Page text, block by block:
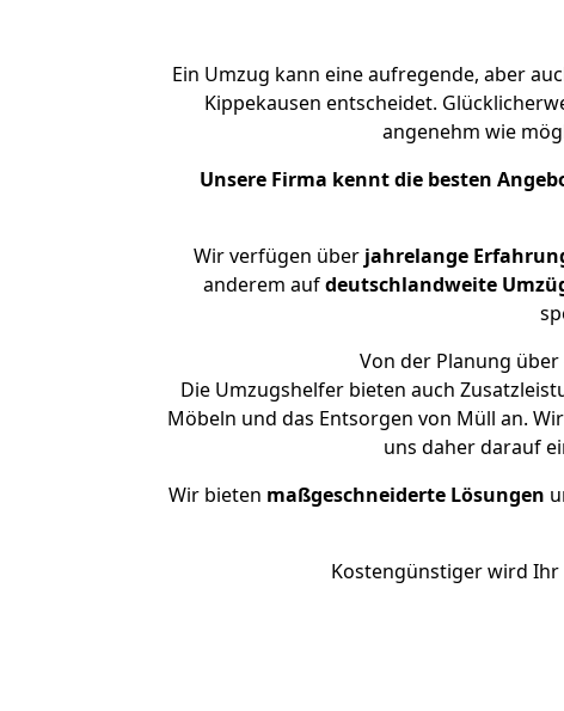
Ein Umzug kann eine aufregende, aber
Kippekausen entscheidet.
angenehm wie
Unsere Firma kennt die besten
Wir verfügen überjahrelange
anderem aufdeutschlandweite
Von der Planung
Die Umzugshelfer bieten auch
Möbeln und das Entsorgen von Müll an.
uns daher darauf
Wir bieten maßgeschneiderte Lösungen
Kostengünstiger wird Ihr